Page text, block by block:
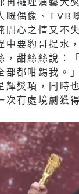
嘅偶像、TVB
開心之情又不
中要豹哥提水
，甜絲絲說：
部都咁錫我。
輝獎項，同時
次有處境劇獲